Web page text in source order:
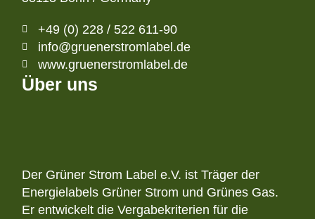
+49 (0) 228 / 522 611-90
info@gruenerstromlabel.de
www.gruenerstromlabel.de
Über uns
Der Grüner Strom Label e.V. ist Träger der
Energielabels Grüner Strom und Grünes Gas.
Er entwickelt die Vergabekriterien für die